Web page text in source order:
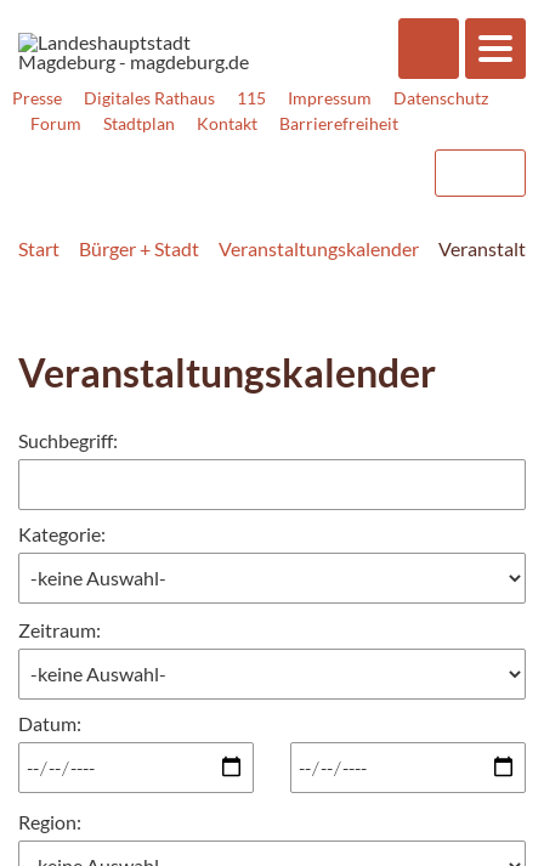
Presse Digitales Rathaus 115 Impressum
Datenschutz
Forum
Stadtplan Kontakt Barrierefreiheit
Start Bürger + Stadt Veranstaltungskalender
Veranstaltungskalender
Suchbegriff:
Kategorie:
Zeitraum:
Datum:
Region: